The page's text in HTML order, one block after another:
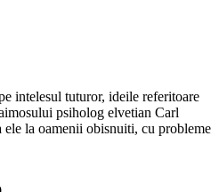
intelesul tuturor, ideile referitoare
psiholog elvetian Carl
ele la oamenii obisnuiti, cu probleme